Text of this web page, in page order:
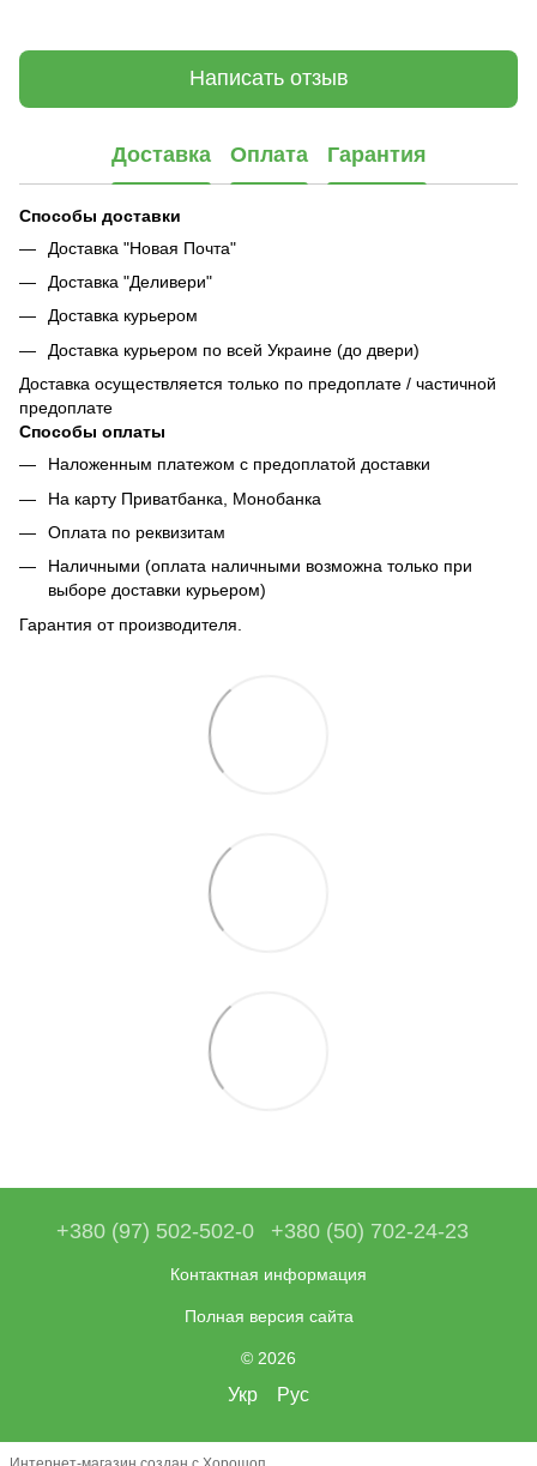
Написать отзыв
Доставка Оплата Гарантия
Способы доставки
Доставка "Новая Почта"
Доставка "Деливери"
Доставка курьером
Доставка курьером по всей Украине (до двери)
Доставка осуществляется только по предоплате / частичной
предоплате
Способы оплаты
Наложенным платежом с предоплатой доставки
На карту Приватбанка, Монобанка
Оплата по реквизитам
Наличными (оплата наличными возможна только при
выборе доставки курьером)
Гарантия от производителя.
+380 (97) 502-502-0 +380 (50) 702-24-23
Контактная информация
Полная версия сайта
© 2026
Укр Рус